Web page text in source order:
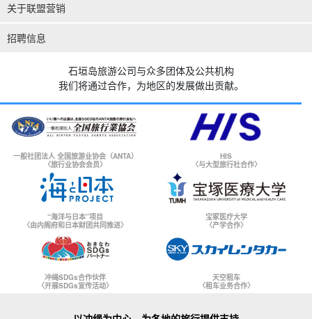
关于联盟营销
招聘信息
石垣岛旅游公司与众多团体及公共机构
我们将通过合作，为地区的发展做出贡献。
一般社团法人 全国旅游业协会（ANTA）
〈旅行业协会会员〉
HIS
〈与大型旅行社合作〉
“海洋与日本”项目
〈由内阁府和日本财团共同推进〉
宝冢医疗大学
〈产学合作〉
冲绳SDGs合作伙伴
〈开展SDGs宣传活动〉
天空租车
〈租车业务合作〉